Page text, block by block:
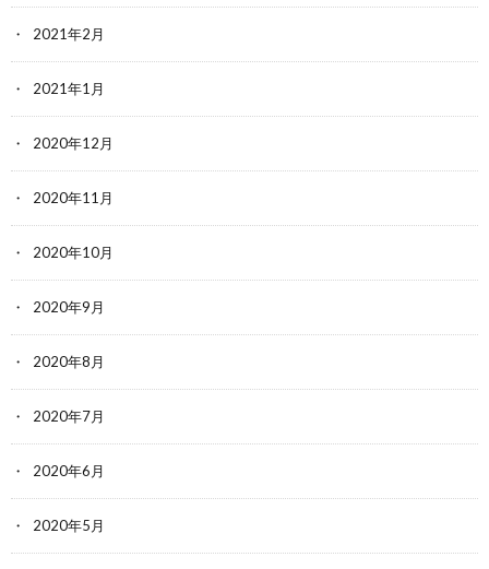
2021年2月
2021年1月
2020年12月
2020年11月
2020年10月
2020年9月
2020年8月
2020年7月
2020年6月
2020年5月